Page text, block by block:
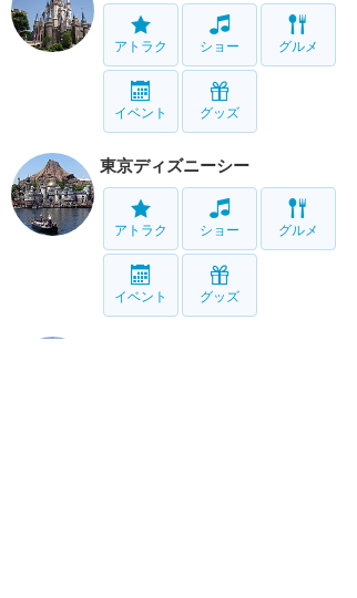
アトラク ショー グルメ
イベント グッズ
東京ディズニーシー
アトラク ショー グルメ
イベント グッズ